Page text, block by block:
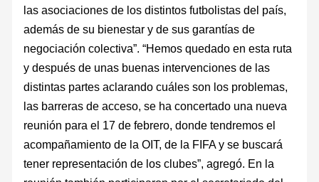
las asociaciones de los distintos futbolistas del país,
además de su bienestar y de sus garantías de
negociación colectiva”. “Hemos quedado en esta ruta
y después de unas buenas intervenciones de las
distintas partes aclarando cuáles son los problemas,
las barreras de acceso, se ha concertado una nueva
reunión para el 17 de febrero, donde tendremos el
acompañamiento de la OIT, de la FIFA y se buscará
tener representación de los clubes”, agregó. En la